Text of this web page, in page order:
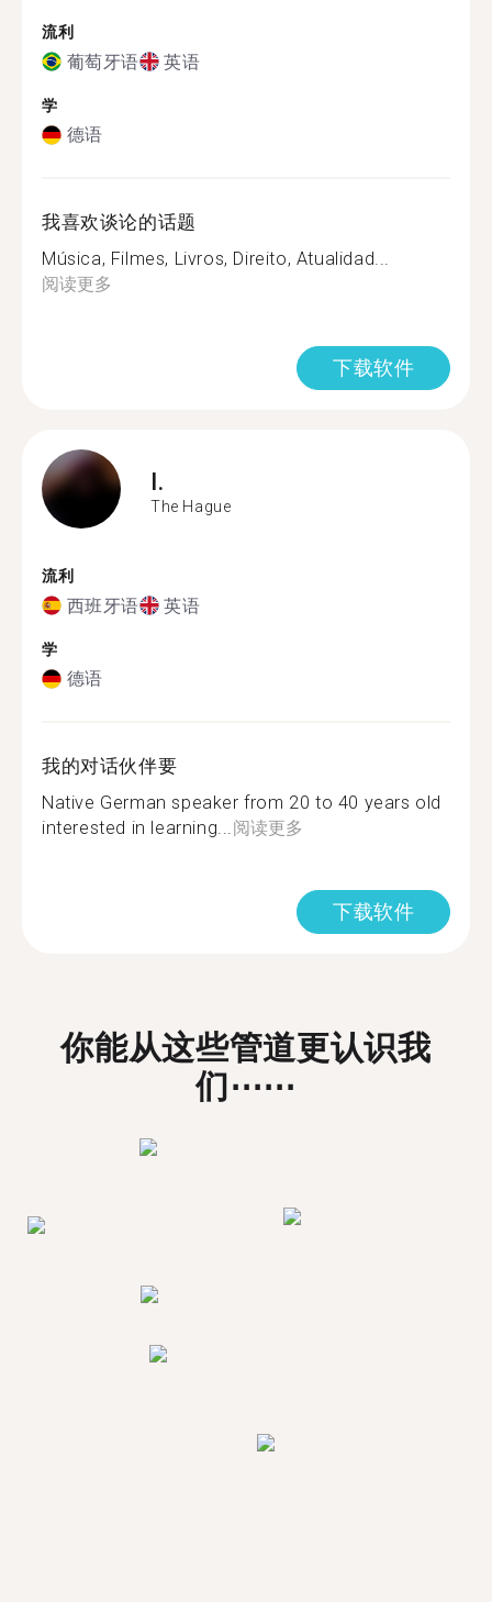
流利
葡萄牙语 英语
学
德语
我喜欢谈论的话题
Música, Filmes, Livros, Direito, Atualidad...
阅读更多
下载软件
I.
The Hague
流利
西班牙语 英语
学
德语
我的对话伙伴要
Native German speaker from 20 to 40 years old
interested in learning...阅读更多
下载软件
你能从这些管道更认识我
们⋯⋯